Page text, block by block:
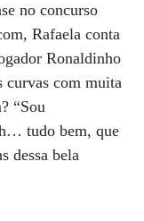
no concurso
Rafaela conta
Ronaldinho
curvas com muita
“Sou
tudo bem, que
dessa bela